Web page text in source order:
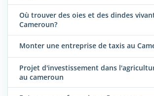
Où trouver des oies et des dindes
Cameroun?
Monter une entreprise de taxis au
Projet d'investissement dans
au cameroun